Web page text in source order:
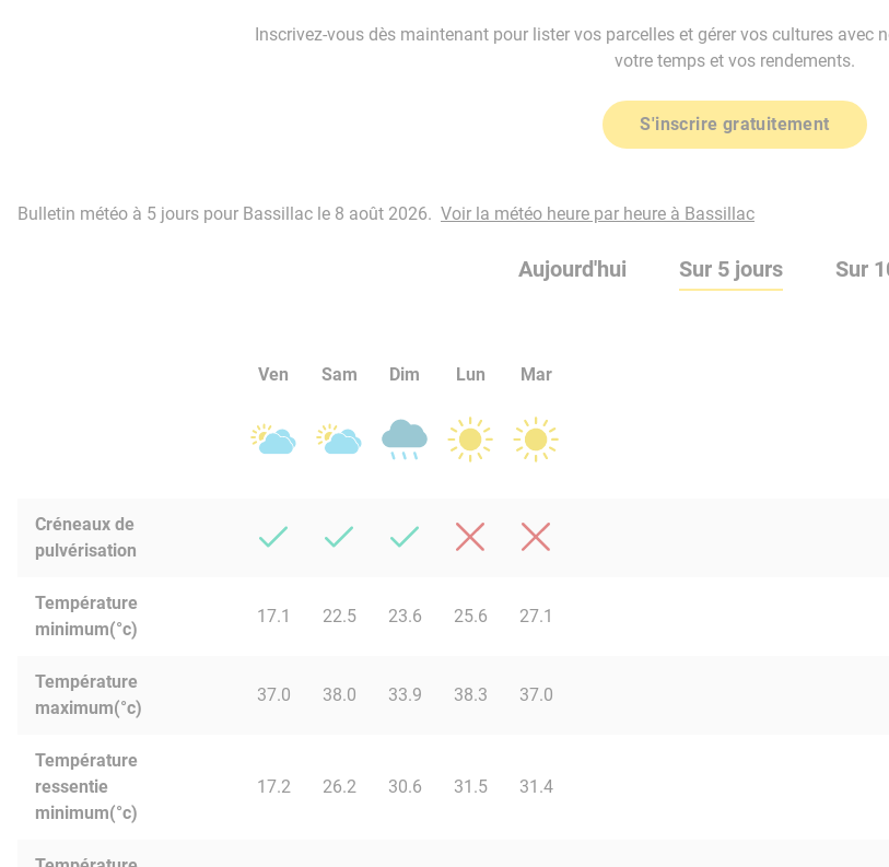
Inscrivez-vous dès maintenant pour lister vos parcelles et gérer vos cultures avec
votre temps et vos rendements.
S'inscrire gratuitement
Bulletin météo à 5 jours pour Bassillac le 8 août 2026. Voir la météo heure par heure à Bassillac
Aujourd'hui Sur 5 jours Sur
Ven Sam Dim Lun Mar
Créneaux de
pulvérisation
Température
minimum(°c)
17.1 22.5 23.6 25.6 27.1
Température
maximum(°c)
37.0 38.0 33.9 38.3 37.0
Température
ressentie
minimum(°c)
17.2 26.2 30.6 31.5 31.4